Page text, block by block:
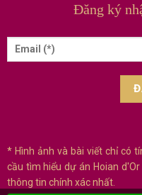
Đăng ký
* Hình ảnh và bài viết chỉ có
cầu tìm hiểu dự án Hoian
thông tin chính xác nhất.